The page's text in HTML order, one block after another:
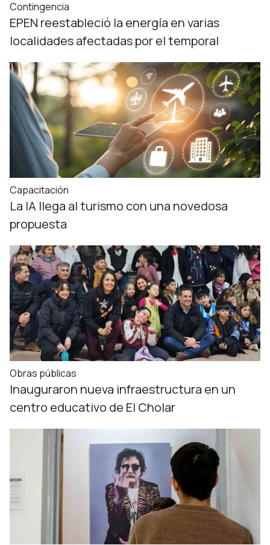
Contingencia
EPEN reestableció la energía en varias
localidades afectadas por el temporal
Capacitación
La IA llega al turismo con una novedosa
propuesta
Obras públicas
Inauguraron nueva infraestructura en un
centro educativo de El Cholar